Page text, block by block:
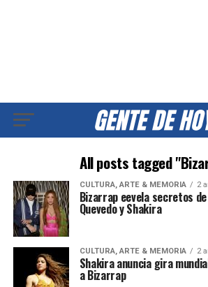
All posts tagged
CULTURA, ARTE & MEMORIA 2
Bizarrap eevela secretos
Quevedo y Shakira
CULTURA, ARTE & MEMORIA 2
Shakira anuncia gira
a Bizarrap